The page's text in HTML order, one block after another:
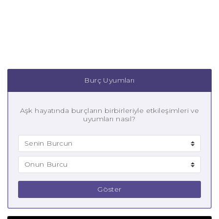
Burç Uyumları
Aşk hayatında burçların birbirleriyle etkileşimleri ve
uyumları nasıl?
Göster